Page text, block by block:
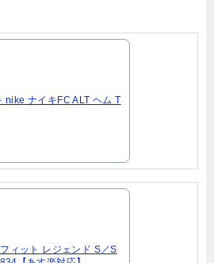
nike ナイキFC ALT ヘム T
ィット レジェンド S／S